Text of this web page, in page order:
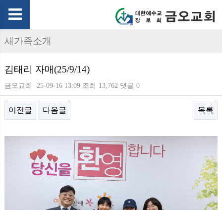
새가족소개
김태리 자매(25/9/14)
금오교회 25-09-16 13:09 조회 13,762 댓글 0
이전글 다음글 목록
본문